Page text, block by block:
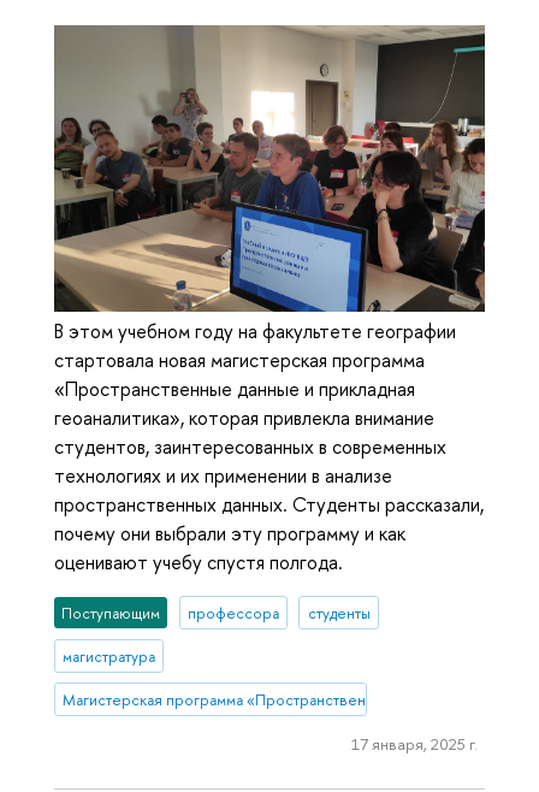
В этом учебном году на факультете географии
стартовала новая магистерская программа
«Пространственные данные и прикладная
геоаналитика», которая привлекла внимание
студентов, заинтересованных в современных
технологиях и их применении в анализе
пространственных данных. Студенты рассказали,
почему они выбрали эту программу и как
оценивают учебу спустя полгода.
Поступающим профессора студенты
магистратура
Магистерская программа «Пространственные данные и
17 января, 2025 г.